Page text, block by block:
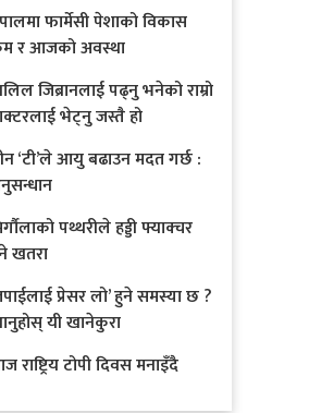
फार्मेसी पेशाको विकास
र आजको अवस्था
जिब्रानलाई पढ्नु भनेको राम्रो
भेट्नु जस्तै हो
‘टी’ले आयु बढाउन मदत गर्छ :
पथ्थरीले हड्डी फ्याक्चर
खतरा
प्रेसर लो’ हुने समस्या छ ?
यी खानेकुरा
राष्ट्रिय टोपी दिवस मनाइँदै